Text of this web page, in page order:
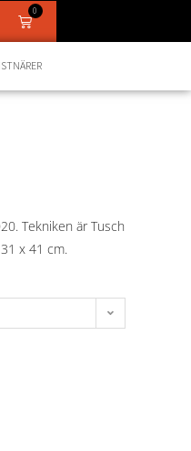
0
Tekniken är Tusch
x 41 cm.